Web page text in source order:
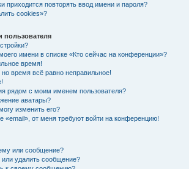
приходится повторять ввод имени и пароля?
cookies»?
пользователя
имени в списке «Кто сейчас на конференции»?
время!
время всё равно неправильное!
рядом с моим именем пользователя?
аватары?
изменить его?
«email», от меня требуют войти на конференцию!
или сообщение?
или удалить сообщение?